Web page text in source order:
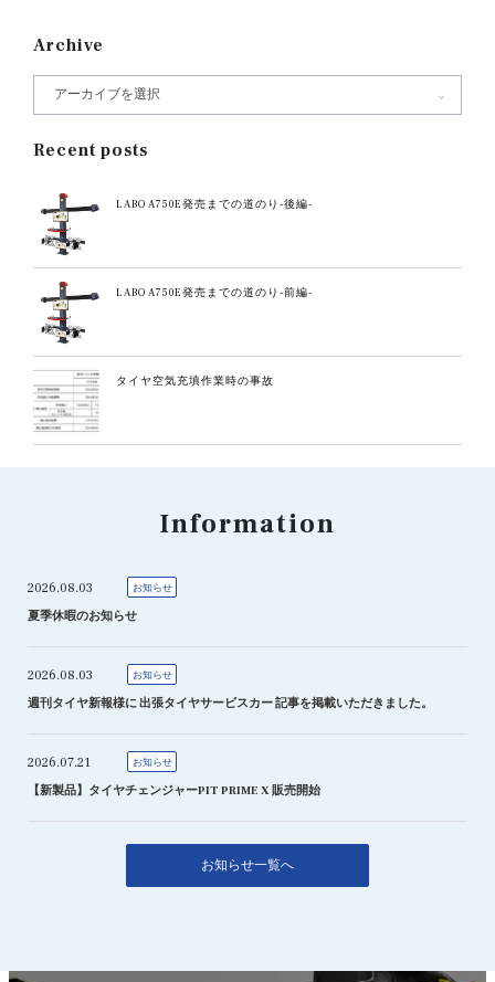
Archive
Recent posts
LABO A750E発売までの道のり-後編-
LABO A750E発売までの道のり-前編-
タイヤ空気充填作業時の事故
Information
2026.08.03 お知らせ
夏季休暇のお知らせ
2026.08.03 お知らせ
週刊タイヤ新報様に 出張タイヤサービスカー 記事を掲載いただきました。
2026.07.21 お知らせ
【新製品】タイヤチェンジャーPIT PRIME X 販売開始
お知らせ一覧へ